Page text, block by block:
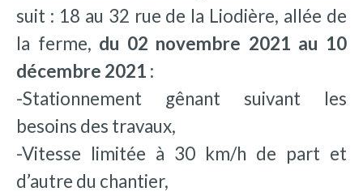
suit : 18 au 32 rue de la Liodière, allée de
la ferme, du 02 novembre 2021 au 10
décembre 2021 :
-Stationnement gênant suivant les
besoins des travaux,
-Vitesse limitée à 30 km/h de part et
d’autre du chantier,